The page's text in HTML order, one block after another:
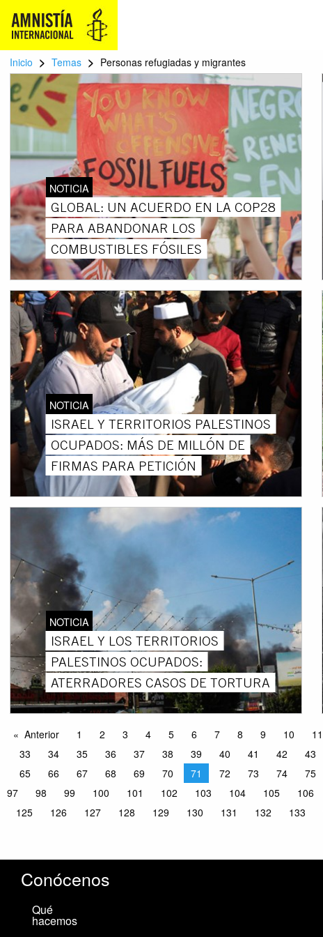
Inicio > Temas > Personas refugiadas y migrantes
NOTICIA
GLOBAL: UN ACUERDO EN LA COP28
PARA ABANDONAR LOS
COMBUSTIBLES FÓSILES
NOTICIA
ISRAEL Y TERRITORIOS PALESTINOS
OCUPADOS: MÁS DE MILLÓN DE
FIRMAS PARA PETICIÓN
NOTICIA
ISRAEL Y LOS TERRITORIOS
PALESTINOS OCUPADOS:
ATERRADORES CASOS DE TORTURA
Anterior 1 2 3 4 5 6 7 8 9 10 11
33
34 35 36 37 38 39 40 41 42 43
65
66 67 68 69 70 71 72 73 74 75
97
98 99 100 101 102 103 104 105 106
125
126 127 128 129 130 131 132 133
Conócenos
Qué
hacemos